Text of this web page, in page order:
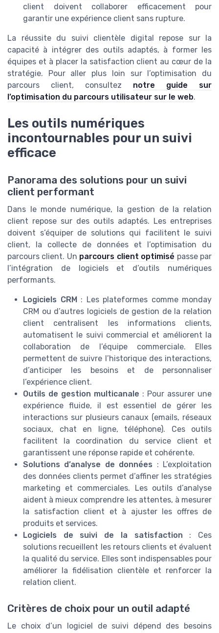
client doivent collaborer efficacement pour
garantir une expérience client sans rupture.
La réussite du suivi clientèle digital repose sur la
capacité à intégrer des outils adaptés, à former les
équipes et à placer la satisfaction client au cœur de la
stratégie. Pour aller plus loin sur l’optimisation du
parcours client, consultez notre guide sur
l’optimisation du parcours utilisateur sur le web.
Les outils numériques
incontournables pour un suivi
efficace
Panorama des solutions pour un suivi
client performant
Dans le monde numérique, la gestion de la relation
client repose sur des outils adaptés. Les entreprises
doivent s’équiper de solutions qui facilitent le suivi
client, la collecte de données et l’optimisation du
parcours client. Un parcours client optimisé passe par
l’intégration de logiciels et d’outils numériques
performants.
Logiciels CRM: Les plateformes comme monday
CRM ou d’autres logiciels de gestion de la relation
client centralisent les informations clients,
automatisent le suivi commercial et améliorent la
collaboration de l’équipe commerciale. Elles
permettent de suivre l’historique des interactions,
d’anticiper les besoins et de personnaliser
l’expérience client.
Outils de gestion multicanale : Pour assurer une
expérience fluide, il est essentiel de gérer les
interactions sur plusieurs canaux (emails, réseaux
sociaux, chat en ligne, téléphone). Ces outils
facilitent la coordination du service client et
garantissent une réponse rapide et cohérente.
Solutions d’analyse de données : L’exploitation
des données clients permet d’affiner les stratégies
marketing et commerciales. Les outils d’analyse
aident à mieux comprendre les attentes, à mesurer
la satisfaction client et à ajuster les offres de
produits et services.
Logiciels de suivi de la satisfaction : Ces
solutions recueillent les retours clients et évaluent
la qualité du service. Elles sont indispensables pour
améliorer la fidélisation clientèle et renforcer la
relation client.
Critères de choix pour un outil adapté
Le choix d’un logiciel de suivi dépend des besoins